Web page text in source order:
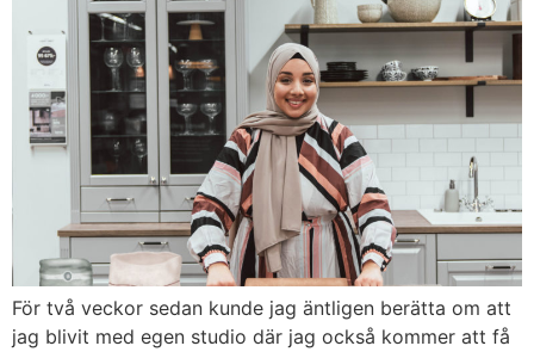
För två veckor sedan kunde jag äntligen berätta om att
jag blivit med egen studio där jag också kommer att få